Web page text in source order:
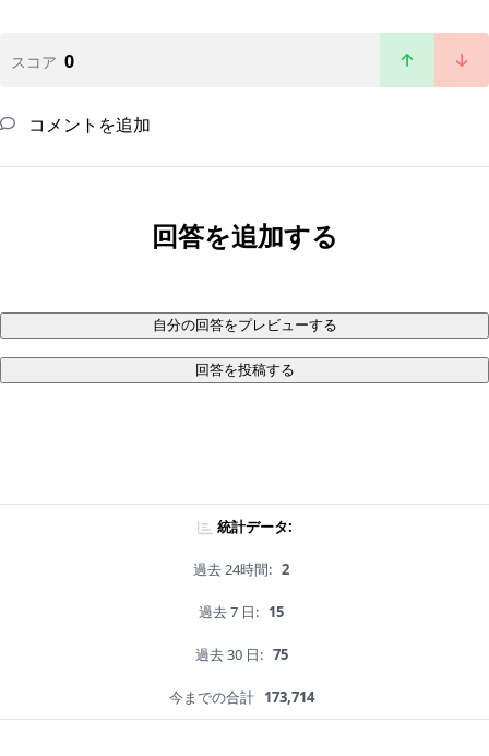
スコア 0
コメントを追加
回答を追加する
自分の回答をプレビューする
回答を投稿する
統計データ:
過去 24時間: 2
過去 7 日: 15
過去 30 日: 75
今までの合計 173,714